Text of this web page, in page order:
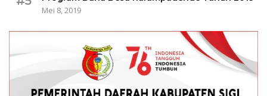
Mei 8, 2019